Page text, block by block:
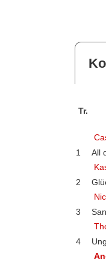
Tr.
1
All
2
3
4